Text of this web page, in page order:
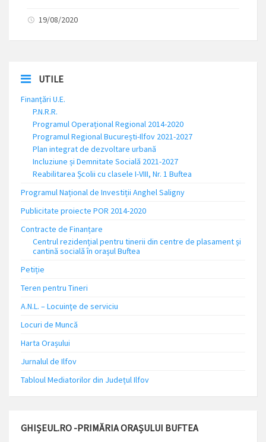
19/08/2020
UTILE
Finanțări U.E.
P.N.R.R.
Programul Operațional Regional 2014-2020
Programul Regional București-Ilfov 2021-2027
Plan integrat de dezvoltare urbană
Incluziune și Demnitate Socială 2021-2027
Reabilitarea Școlii cu clasele I-VIII, Nr. 1 Buftea
Programul Național de Investiții Anghel Saligny
Publicitate proiecte POR 2014-2020
Contracte de Finanțare
Centrul rezidențial pentru tinerii din centre de plasament și
cantină socială în orașul Buftea
Petiție
Teren pentru Tineri
A.N.L. – Locuinţe de serviciu
Locuri de Muncă
Harta Orașului
Jurnalul de Ilfov
Tabloul Mediatorilor din Județul Ilfov
GHIȘEUL.RO -PRIMĂRIA ORAȘULUI BUFTEA